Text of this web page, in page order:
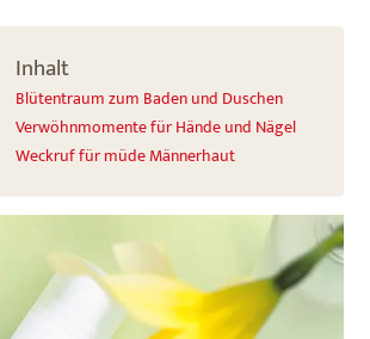
Inhalt
Blütentraum zum Baden und Duschen
Verwöhnmomente für Hände und Nägel
Weckruf für müde Männerhaut